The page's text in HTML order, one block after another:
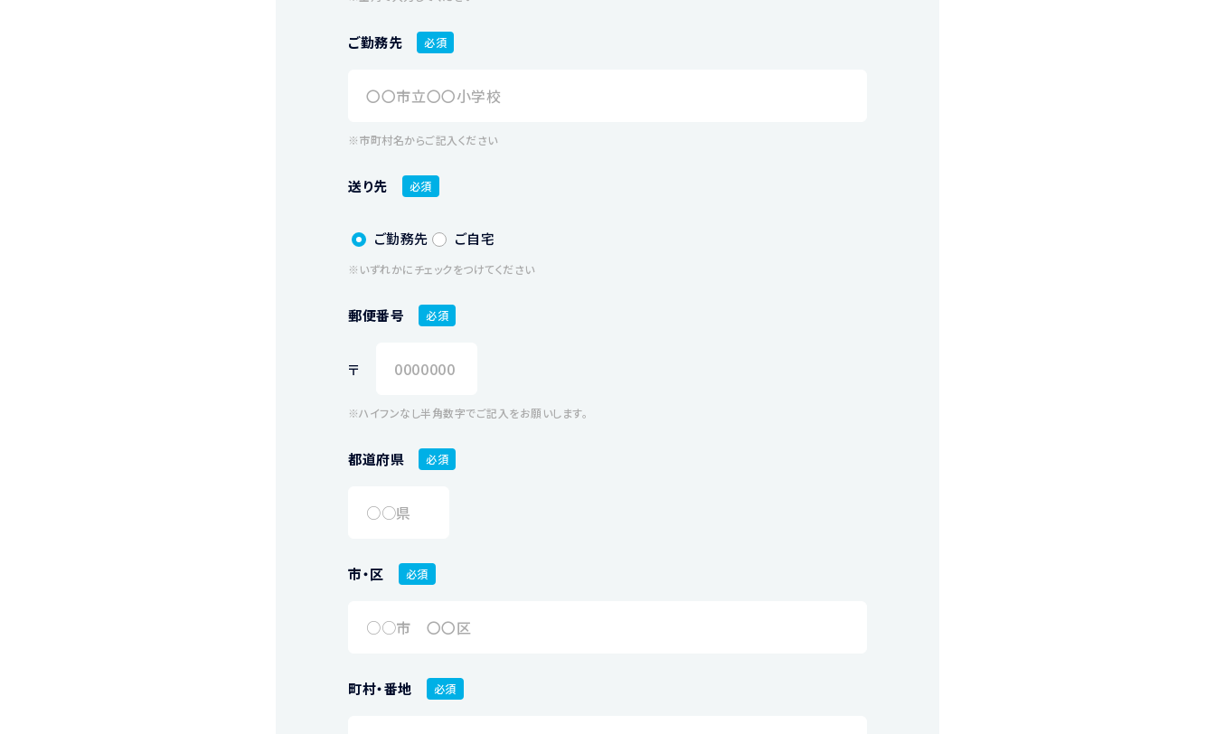
ご勤務先 必須
※市町村名からご記入ください
送り先 必須
ご勤務先 ご自宅
※いずれかにチェックをつけてください
郵便番号 必須
〒
※ハイフンなし半角数字でご記入をお願いします。
都道府県 必須
市・区 必須
町村・番地 必須